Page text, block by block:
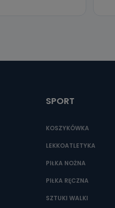
SPORT
KOSZYKÓWKA
LEKKOATLETYKA
PIŁKA NOŻNA
PIŁKA RĘCZNA
SZTUKI WALKI